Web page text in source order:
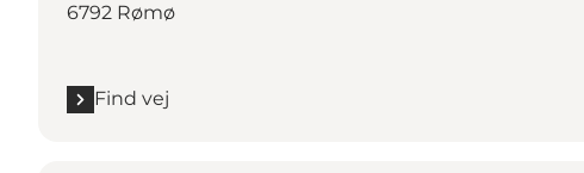
6792 Rømø
Find vej